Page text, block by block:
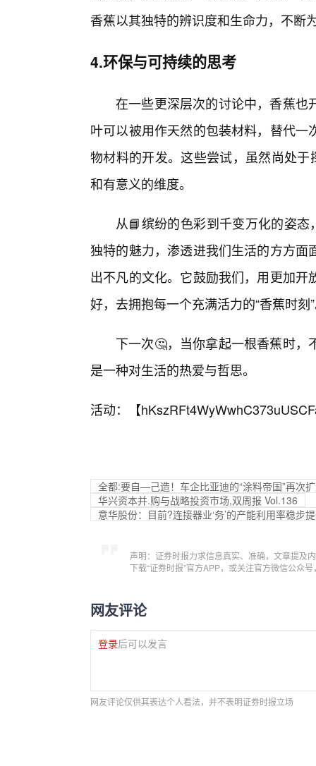
香蕉以其独特的辨识度和生命力，不断
4.环保与可持续的思考
在一些更深层次的讨论中，香蕉也
叶可以被用作天然的包装材料，替代
物材料的开发。这些尝试，虽然尚处
和有意义的维度。
从📘缤纷的色彩到千变万化的姿态
独特的魅力，渗透进我们生活的方方
出不凡的文化。它鼓励我们，用更加
好，去拥抱每一个充满活力的“香蕉时刻
下一次🤔，当你拿起一根香蕉时
是一种对生活的热爱与哲思。
活动：【
全都:要自—己造！车企比亚迪的“涂料帝国”再次
华兴资本并.购与战略投资市场,双周报 Vol.136
意华股份：目前?连接器业‘务’的产能利用率稳步
声明：证券时报力求信息真实、准确，文章提及
下载“证券时报”官方APP，或关注官方微信公众
网友评论
登录后可以发言
网友评论仅供其表达个人看法，并不表明证券时报立场